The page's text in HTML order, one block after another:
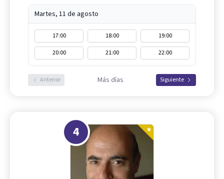
Martes, 11 de agosto
17:00 18:00
19:00
20:00
21:00 22:00
Anterior Más días Siguiente
4